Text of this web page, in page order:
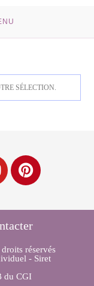
SÉLECTION.
réservés
- Siret
du CGI